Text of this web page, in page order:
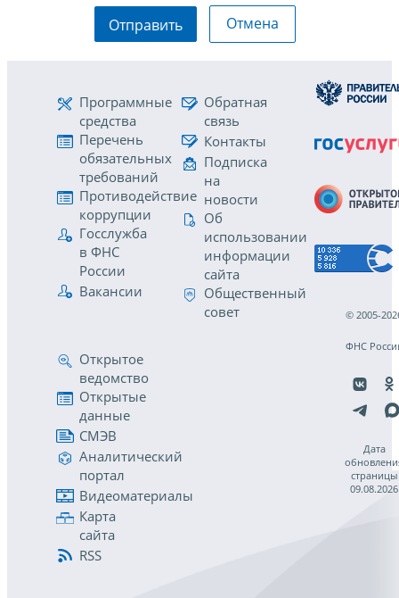
Отправить Отмена
Программные
средства
Перечень
обязательных
требований
Противодействие
коррупции
Госслужба
в ФНС
России
Вакансии
Обратная
связь
Контакты
Подписка
на
новости
Об
использовании
информации
сайта
Общественный
совет
Открытое
ведомство
Открытые
данные
СМЭВ
Аналитический
портал
Видеоматериалы
Карта
сайта
RSS
© 2005-
ФНС
Дата
страницы
09.08.2026